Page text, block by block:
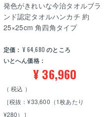
定価： ¥ 64,680 のところ
いとへん価格：
¥36,960
税込
［税抜：¥33,600（1枚あたり
¥280）］
発色がきれいな今治タオルブラ
ンド認定タオルハンカチ 約
25×25cm 角四角タイプ